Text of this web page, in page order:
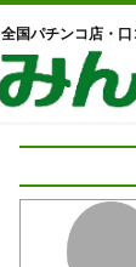
全国パチンコ店・